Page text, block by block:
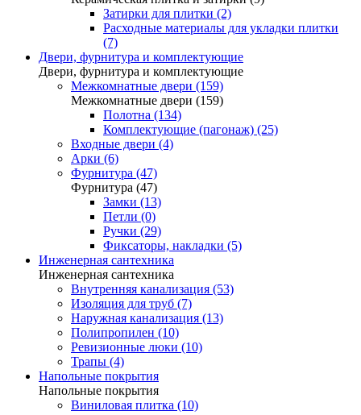
Затирки для плитки (2)
Расходные материалы для укладки плитки
(7)
Двери, фурнитура и комплектующие
Двери, фурнитура и комплектующие
Межкомнатные двери (159)
Межкомнатные двери (159)
Полотна (134)
Комплектующие (пагонаж) (25)
Входные двери (4)
Арки (6)
Фурнитура (47)
Фурнитура (47)
Замки (13)
Петли (0)
Ручки (29)
Фиксаторы, накладки (5)
Инженерная сантехника
Инженерная сантехника
Внутренняя канализация (53)
Изоляция для труб (7)
Наружная канализация (13)
Полипропилен (10)
Ревизионные люки (10)
Трапы (4)
Напольные покрытия
Напольные покрытия
Виниловая плитка (10)